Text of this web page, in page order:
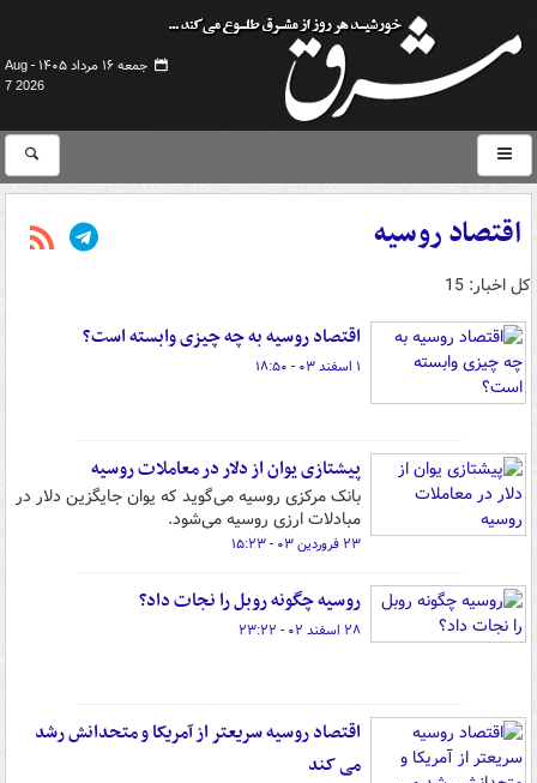
جمعه ۱۶ مرداد ۱۴۰۵ -
Aug
7 2026
اقتصاد روسیه
کل اخبار: 15
اقتصاد روسیه به چه چیزی وابسته است؟
۱ اسفند ۰۳ - ۱۸:۵۰
پیشتازی یوان از دلار در معاملات روسیه
بانک مرکزی روسیه می‌گوید که یوان جایگزین دلار در
مبادلات ارزی روسیه می‌شود.
۲۳ فروردین ۰۳ - ۱۵:۲۳
روسیه چگونه روبل را نجات داد؟
۲۸ اسفند ۰۲ - ۲۳:۲۲
اقتصاد روسیه سریعتر از آمریکا و متحدانش رشد
می کند